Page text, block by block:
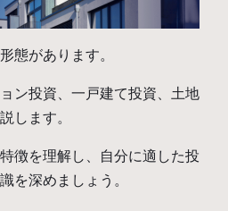
態があります。
ン投資、一戸建て投資、土地
します。
徴を理解し、自分に適した投
を深めましょう。